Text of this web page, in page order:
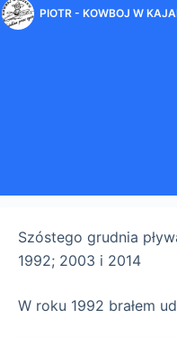
PIOTR - KOWBOJ W
Szóstego grudnia
1992; 2003 i 2014
W roku 1992 brałem